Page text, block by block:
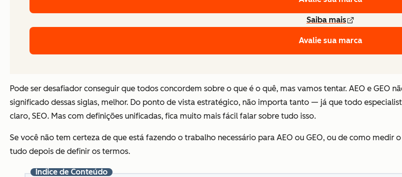
Saiba mais
Avalie sua marca
Pode ser desafiador conseguir que todos concordem sobre o que é o quê, mas vamos tentar. AEO e GEO
significado dessas siglas, melhor. Do ponto de vista estratégico, não importa tanto — já que todo
claro, SEO. Mas com definições unificadas, fica muito mais fácil falar sobre tudo isso.
Se você não tem certeza de que está fazendo o trabalho necessário para AEO ou GEO, ou de como
tudo depois de definir os termos.
Índice de Conteúdo